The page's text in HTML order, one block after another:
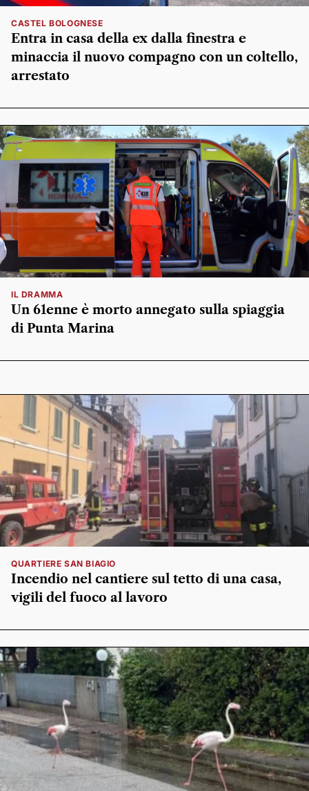
CASTEL BOLOGNESE
Entra in casa della ex dalla finestra e
minaccia il nuovo compagno con un coltello,
arrestato
IL DRAMMA
Un 61enne è morto annegato sulla spiaggia
di Punta Marina
QUARTIERE SAN BIAGIO
Incendio nel cantiere sul tetto di una casa,
vigili del fuoco al lavoro